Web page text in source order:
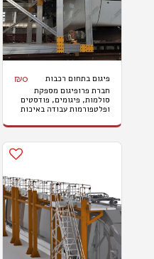
פיגום בתחום רכבות ₪0
חברת פרופיגום מספקת
סולמות, פיגומים, פודסטים
ופלטפורמות עבודה באיכות
לשימוש תעשיית הרכבות
המוצרים שלנו מאפשרים
הכי גבוהים. המוצרים שלנו
מתחלקים לפיגומי עבודה
קדמיים, צדדיים ופיגומים
לעבודה על הגג למתן מענה
מקיף לכל צרכי הייצור
והתחזוקה הן בתעשיית
הרכבות והן בתעשייה
האווירית. חברת פרופיגום
שמה לעצמה כמטרה את